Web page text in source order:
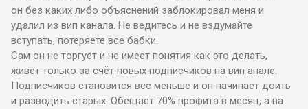
он без каких либо объяснений заблокировал меня и
удалил из вип канала. Не ведитесь и не вздумайте
вступать, потеряете все бабки.
Сам он не торгует и не имеет понятия как это делать,
живет только за счёт новых подписчиков на вип анале.
Подписчиков становится все меньше и он начинает доить
и разводить старых. Обещает 70% профита в месяц, а на